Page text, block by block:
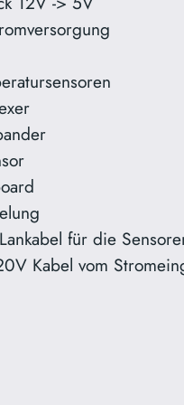
für die
Kabel vom